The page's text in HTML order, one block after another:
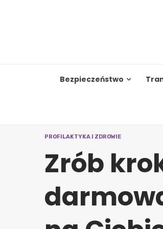
Bezpieczeństwo
PROFILAKTYKA I ZDROWIE
Zrób